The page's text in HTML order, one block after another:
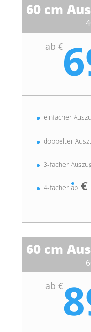
60 cm
ab €
einfacher
doppelter
3-facher
4-facher ab€
60 cm
ab €